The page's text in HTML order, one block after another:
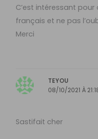
C’est intéressant
français et ne pas
Merci
TEYOU
08/10/2021 À
Sastifait cher